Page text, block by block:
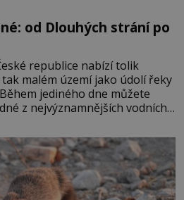
od Dlouhých strání po
republice nabízí tolik
malém území jako údolí řeky
jediného dne můžete
z nejvýznamnějších vodních
poznáváním památek ve
termálním